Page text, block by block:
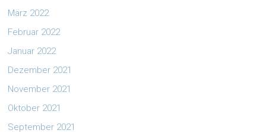
März 2022
Februar 2022
Januar 2022
Dezember 2021
November 2021
Oktober 2021
September 2021